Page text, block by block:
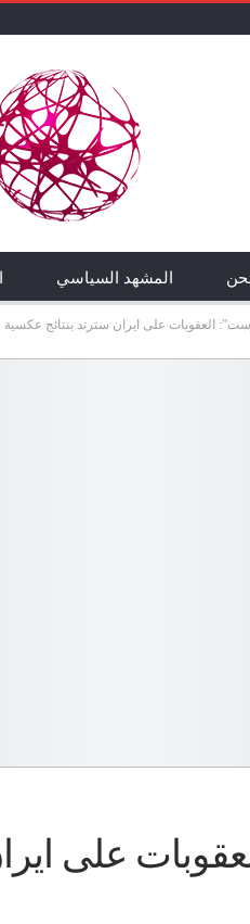
المشهد السياسي
العقوبات على ايران سترتد بنتائج عكسية
على